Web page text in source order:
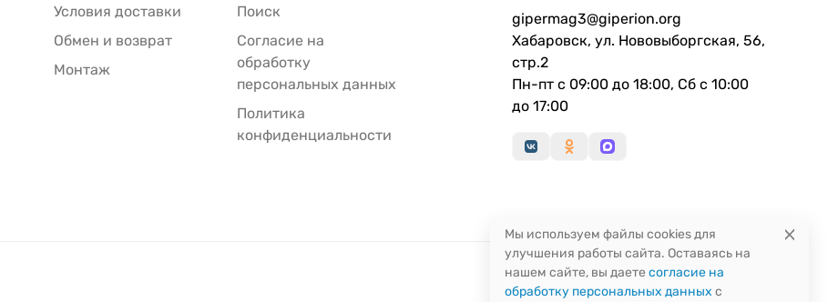
Условия доставки
Обмен и возврат
Монтаж
Поиск
Согласие на
обработку
персональных данных
Политика
конфиденциальности
gipermag3@giperion.org
Хабаровск, ул. Нововыборгская, 56,
стр.2
Пн-пт с 09:00 до 18:00, Сб с 10:00
до 17:00
Мы используем файлы cookies для
улучшения работы сайта. Оставаясь на
нашем сайте, вы даете согласие на
обработку персональных данных с